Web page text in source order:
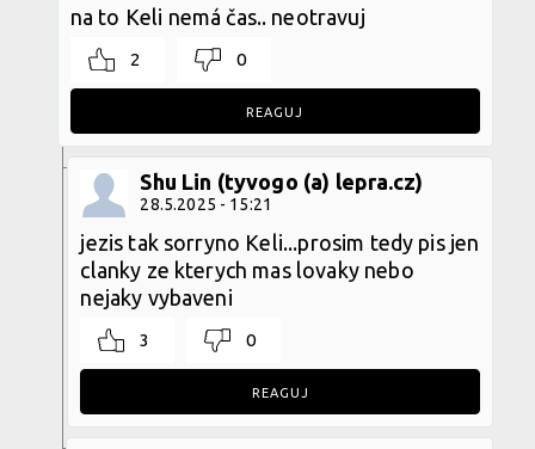
na to Keli nemá čas.. neotravuj
2 0
REAGUJ
Shu Lin (tyvogo (a) lepra.cz)
28.5.2025 - 15:21
jezis tak sorryno Keli...prosim tedy pis jen
clanky ze kterych mas lovaky nebo
nejaky vybaveni
3 0
REAGUJ